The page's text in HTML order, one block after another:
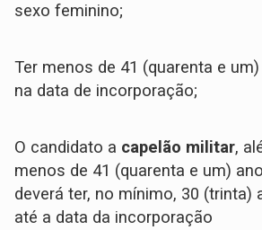
sexo feminino;
Ter menos de 41 (quarenta e
na data de incorporação;
O candidato a capelão militar,
menos de 41 (quarenta e um)
deverá ter, no mínimo, 30 (trinta)
até a data da incorporação